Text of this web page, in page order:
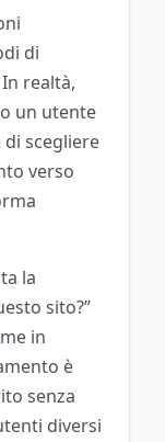
di
realtà,
un utente
scegliere
verso
la
sito?”
in
è
senza
diversi